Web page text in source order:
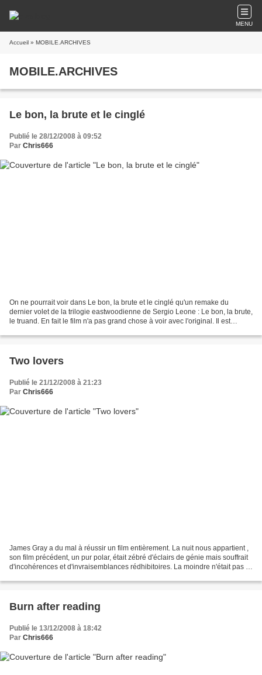
MENU
Accueil » MOBILE.ARCHIVES
MOBILE.ARCHIVES
Le bon, la brute et le cinglé
Publié le 28/12/2008 à 09:52
Par Chris666
On ne pourrait voir dans Le bon, la brute et le cinglé qu'un remake du
dernier volet de la trilogie eastwoodienne de Sergio Leone : Le bon, la brute,
le truand. En fait le film n'a pas grand chose à voir avec l'original. Il est
Two lovers
Publié le 21/12/2008 à 21:23
Par Chris666
James Gray a du mal à réussir un film entièrement. La nuit nous appartient ,
son film précédent, un pur polar, était zébré d'éclairs de génie mais souffrait
d'incohérences et d'invraisemblances rédhibitoires. La moindre n'était pas la
Burn after reading
Publié le 13/12/2008 à 18:42
Par Chris666